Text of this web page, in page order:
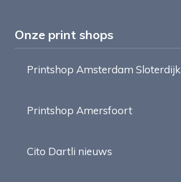
Onze print shops
Printshop Amsterdam Sloterdijk
Printshop Amersfoort
Cito Dartli nieuws